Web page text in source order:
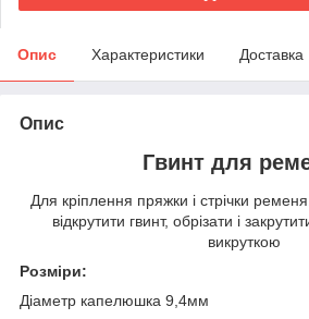
Опис Характеристики Доставка
Опис
Гвинт для
Для кріплення пряжки і стрічки
відкрутити гвинт, обрізати і
викруткою
Розміри:
Діаметр капелюшка 9,4мм